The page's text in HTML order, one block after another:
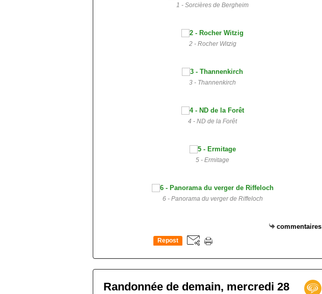
1 - Sorcières de Bergheim
2 - Rocher Witzig
3 - Thannenkirch
4 - ND de la Forêt
5 - Ermitage
6 - Panorama du verger de Riffeloch
commentaires
Repost
Randonnée de demain, mercredi 28